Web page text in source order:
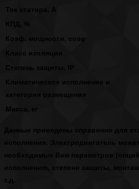
КПД, %
Коэф. мощности, cosφ
Класс изоляции
Степень защиты, IP
Климатическое исполнение и
категория размещения
Масса, кг
Данные приведены справочно для
исполнения. Электродвигатель
необходимых Вам параметров
исполнению, степени защиты,
т.д.